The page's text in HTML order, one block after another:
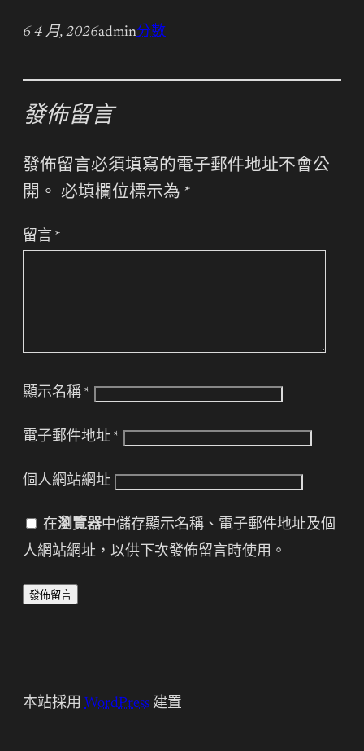
6 4 月, 2026admin分數
發佈留言
發佈留言必須填寫的電子郵件地址不會公
開。 必填欄位標示為 *
留言 *
顯示名稱 *
電子郵件地址 *
個人網站網址
在瀏覽器中儲存顯示名稱、電子郵件地址及個
人網站網址，以供下次發佈留言時使用。
本站採用 WordPress 建置